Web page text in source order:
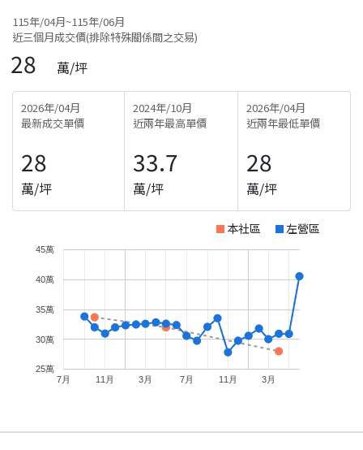
115年/04月~115年/06月
近三個月成交價(排除特殊關係間之交易)
28 萬/坪
2026年/04月
最新成交單價
28
萬/坪
2024年/10月
近兩年最高單價
33.7
萬/坪
2026年/04月
近兩年最低單價
28
萬/坪
本社區 左營區
7月 11月 3月 7月 11月 3月
25萬
30萬
35萬
40萬
45萬